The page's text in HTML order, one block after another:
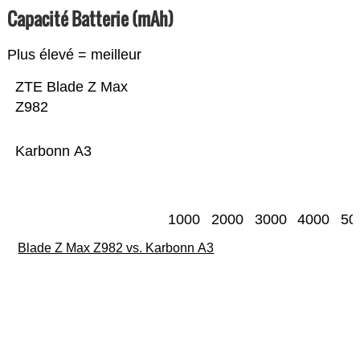
Capacité Batterie (mAh)
Plus élevé = meilleur
Karbonn A3
ZTE Blade Z Max
Z982
1000 2000 3000 4000
Blade Z Max Z982 vs. Karbonn A3